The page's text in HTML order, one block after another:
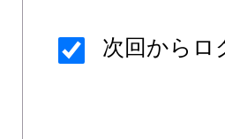
次回からロ